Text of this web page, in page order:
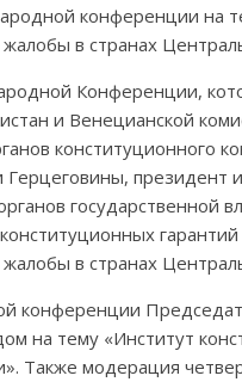
конференции на
в странах
Конференции,
и Венецианской
конституционного
Герцеговины, президент
государственной
в странах
конференции
на тему «Институт
Также модерация